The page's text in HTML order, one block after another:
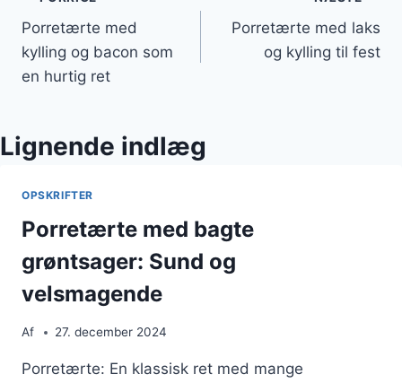
Porretærte med
kylling og bacon som
en hurtig ret
Porretærte med laks
og kylling til fest
Lignende indlæg
OPSKRIFTER
Porretærte med bagte
grøntsager: Sund og
velsmagende
Af 27. december 2024
Porretærte: En klassisk ret med mange